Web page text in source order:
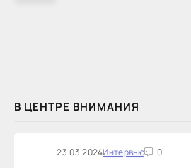
В ЦЕНТРЕ ВНИМАНИЯ
23.03.2024Интервью 0